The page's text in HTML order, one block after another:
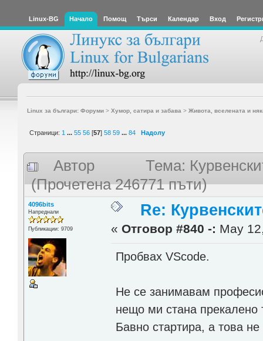
Linux-BG Начало Помощ Търси Календар Вход
Linux за българи: Форуми> Хумор, сатира и забава > Живота, вселената и
Страници: 1 ... 55 56 [57] 58 59 ... 84 Надолу
Автор
Тема:
(Прочетена 246771 пъти)
4096bits
Напреднали
Публикации: 9709
Re:
« Отговор #840 -: May
Пробвах VScode.
Не се занимавам
нещо ми стана прекалено
Бавно стартира, а това